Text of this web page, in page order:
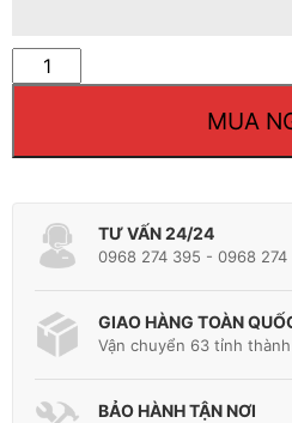
lượng
MUA
TƯ VẤN 24/24
0968 274 395 - 0968 274
GIAO HÀNG TOÀN
Vận chuyển 63 tỉnh thành
BẢO HÀNH TẬN NƠI